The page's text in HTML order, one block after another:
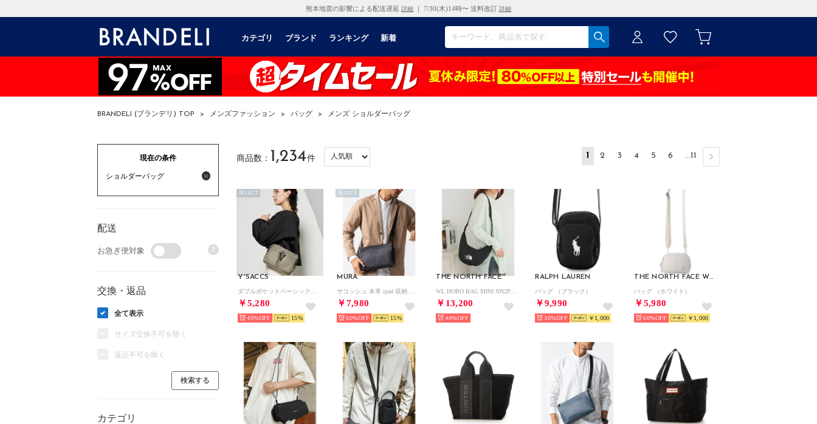
熊本地震の影響による配送遅延 詳細 ｜ 7/30(木)14時〜 送料改訂 詳細
カテゴリ ブランド ランキング 新着
BRANDELI (ブランデリ) TOP > メンズファッション > バッグ > メンズ ショルダーバッグ
現在の条件
ショルダーバッグ
配送
お急ぎ便対象 ?
交換・返品
全て表示
サイズ交換不可を除く
返品不可を除く
カテゴリ
商品数： 1,234件 1 2 3 4 5 6 ...11
Y'SACCS
￥5,280
SELECT
40% 15
MURA
￥7,980
SELECT
60% 15
THE NORTH FACE
￥13,200
40%
RALPH LAUREN
バッグ （ブラック）
￥9,990
36% ￥1,000
THE NORTH FACE WHITE LABEL
バッグ （ホワイト）
￥5,980
60% ￥1,000